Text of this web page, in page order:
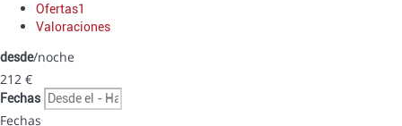
Ofertas1
Valoraciones
desde/noche
212 €
Fechas
Fechas